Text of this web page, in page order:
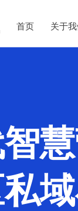
首页 关于